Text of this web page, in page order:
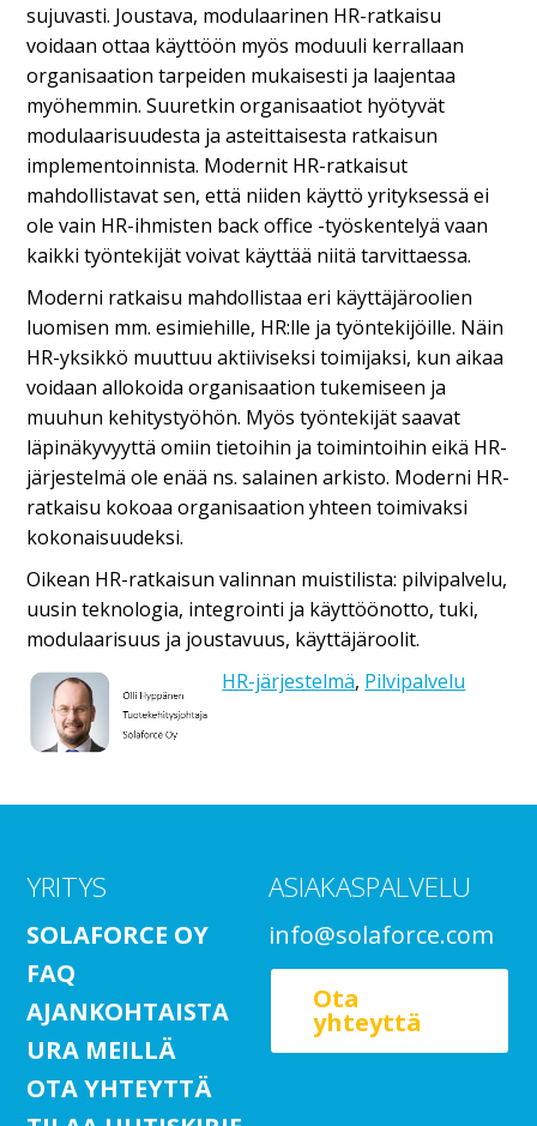
sujuvasti. Joustava, modulaarinen HR-ratkaisu
voidaan ottaa käyttöön myös moduuli kerrallaan
organisaation tarpeiden mukaisesti ja laajentaa
myöhemmin. Suuretkin organisaatiot hyötyvät
modulaarisuudesta ja asteittaisesta ratkaisun
implementoinnista. Modernit HR-ratkaisut
mahdollistavat sen, että niiden käyttö yrityksessä ei
ole vain HR-ihmisten back office -työskentelyä vaan
kaikki työntekijät voivat käyttää niitä tarvittaessa.
Moderni ratkaisu mahdollistaa eri käyttäjäroolien
luomisen mm. esimiehille, HR:lle ja työntekijöille. Näin
HR-yksikkö muuttuu aktiiviseksi toimijaksi, kun aikaa
voidaan allokoida organisaation tukemiseen ja
muuhun kehitystyöhön. Myös työntekijät saavat
läpinäkyvyyttä omiin tietoihin ja toimintoihin eikä HR-
järjestelmä ole enää ns. salainen arkisto. Moderni HR-
ratkaisu kokoaa organisaation yhteen toimivaksi
kokonaisuudeksi.
Oikean HR-ratkaisun valinnan muistilista: pilvipalvelu,
uusin teknologia, integrointi ja käyttöönotto, tuki,
modulaarisuus ja joustavuus, käyttäjäroolit.
HR-järjestelmä, Pilvipalvelu
YRITYS
SOLAFORCE OY
FAQ
AJANKOHTAISTA
URA MEILLÄ
OTA YHTEYTTÄ
ASIAKASPALVELU
info@solaforce.com
Ota
yhteyttä